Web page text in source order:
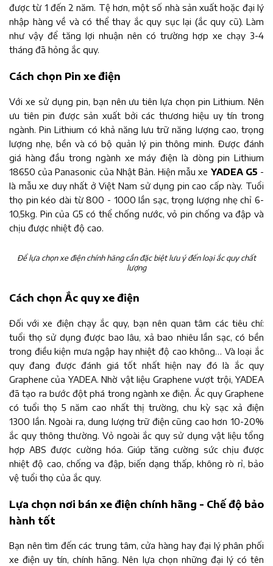
được từ 1 đến 2 năm. Tệ hơn, một số nhà sản xuất hoặc đại lý
nhập hàng về và có thể thay ắc quy sục lại (ắc quy cũ). Làm
như vậy để tăng lợi nhuận nên có trường hợp xe chạy 3-4
tháng đã hỏng ắc quy.
Cách chọn Pin xe điện
Với xe sử dụng pin, bạn nên ưu tiên lựa chọn pin Lithium. Nên
ưu tiên pin được sản xuất bởi các thương hiệu uy tín trong
ngành. Pin Lithium có khả năng lưu trữ năng lượng cao, trọng
lượng nhẹ, bền và có bộ quản lý pin thông minh. Được đánh
giá hàng đầu trong ngành xe máy điện là dòng pin Lithium
18650 của Panasonic của Nhật Bản. Hiện mẫu xe YADEA G5 -
là mẫu xe duy nhất ở Việt Nam sử dụng pin cao cấp này. Tuổi
thọ pin kéo dài từ 800 - 1000 lần sạc, trọng lượng nhẹ chỉ 6-
10,5kg. Pin của G5 có thể chống nước, vỏ pin chống va đập và
chịu được nhiệt độ cao.
Để lựa chọn xe điện chính hãng cần đặc biệt lưu ý đến loại ắc quy chất
lượng
Cách chọn Ắc quy xe điện
Đối với xe điện chạy ắc quy, bạn nên quan tâm các tiêu chí:
tuổi thọ sử dụng được bao lâu, xả bao nhiêu lần sạc, có bền
trong điều kiện mưa ngập hay nhiệt độ cao không… Và loại ắc
quy đang được đánh giá tốt nhất hiện nay đó là ắc quy
Graphene của YADEA. Nhờ vật liệu Graphene vượt trội, YADEA
đã tạo ra bước đột phá trong ngành xe điện. Ắc quy Graphene
có tuổi thọ 5 năm cao nhất thị trường, chu kỳ sạc xả điện
1300 lần. Ngoài ra, dung lượng trữ điện cũng cao hơn 10-20%
ắc quy thông thường. Vỏ ngoài ắc quy sử dụng vật liệu tổng
hợp ABS được cường hóa. Giúp tăng cường sức chịu được
nhiệt độ cao, chống va đập, biến dạng thấp, không rò rỉ, bảo
vệ tuổi thọ của ắc quy.
Lựa chọn nơi bán xe điện chính hãng - Chế độ bảo
hành tốt
Bạn nên tìm đến các trung tâm, cửa hàng hay đại lý phân phối
xe điện uy tín, chính hãng. Nên lựa chọn những đại lý có tên